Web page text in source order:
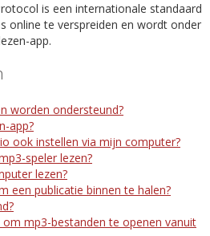
is een internationale standaard
online te verspreiden en wordt onder
app.
worden ondersteund?
app?
ook instellen via mijn computer?
speler lezen?
lezen?
een publicatie binnen te halen?
mp3-bestanden te openen vanuit